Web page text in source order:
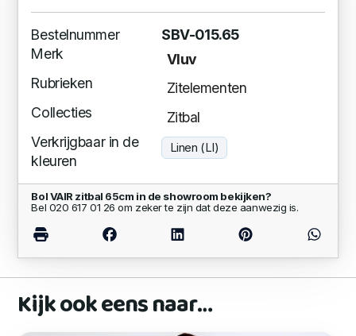
Bestelnummer
SBV-015.65
Merk
Vluv
Rubrieken
Zitelementen
Collecties
Zitbal
Verkrijgbaar in de
kleuren
Linen (LI)
Bol VAIR zitbal 65cm in de showroom bekijken?
Bel 020 617 01 26 om zeker te zijn dat deze aanwezig is.
Kijk ook eens naar…